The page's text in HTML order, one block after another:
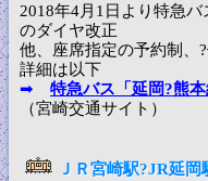
2018年4月1日より特急バ
のダイヤ改正
他、座席指定の予約制、
詳細は以下
➡
特急バス「延岡?熊
（宮崎交通サイト）
ＪＲ宮崎駅?JR延岡